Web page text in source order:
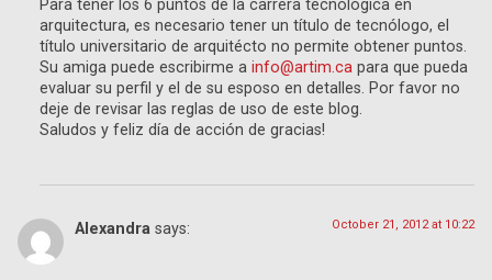
Para tener los 6 puntos de la carrera tecnológica en
arquitectura, es necesario tener un título de tecnólogo, el
título universitario de arquitécto no permite obtener puntos.
Su amiga puede escribirme a info@artim.ca para que pueda
evaluar su perfil y el de su esposo en detalles. Por favor no
deje de revisar las reglas de uso de este blog.
Saludos y feliz día de acción de gracias!
Alexandra says: October 21, 2012 at 10:22